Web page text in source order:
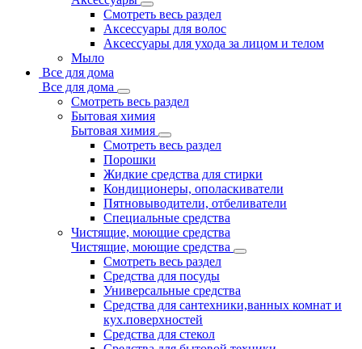
Смотреть весь раздел
Аксессуары для волос
Аксессуары для ухода за лицом и телом
Мыло
Все для дома
Все для дома
Смотреть весь раздел
Бытовая химия
Бытовая химия
Смотреть весь раздел
Порошки
Жидкие средства для стирки
Кондиционеры, ополаскиватели
Пятновыводители, отбеливатели
Специальные средства
Чистящие, моющие средства
Чистящие, моющие средства
Смотреть весь раздел
Средства для посуды
Универсальные средства
Средства для сантехники,ванных комнат и
кух.поверхностей
Средства для стекол